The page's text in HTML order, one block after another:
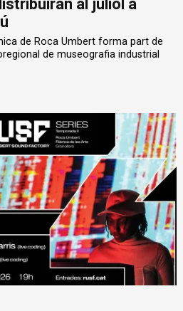
al juliol a
de Roca Umbert forma part de
de museografia industrial